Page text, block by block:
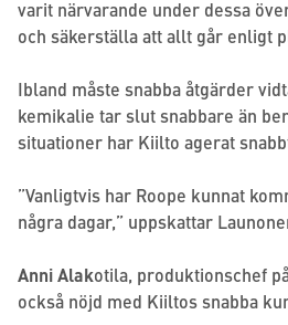
varit närvarande under dessa
och säkerställa att allt går enligt
Ibland måste snabba åtgärder
kemikalie tar slut snabbare än
situationer har Kiilto agerat
”Vanligtvis har Roope kunnat
några dagar,” uppskattar
Anni Alakotila, produktionschef
också nöjd med Kiiltos snabba